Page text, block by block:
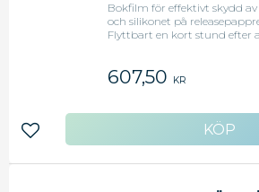
Bokfilm för effektivt skydd
och silikonet på
Flyttbart en kort stund efter
Bredd: 100 cm - Längd: 10
607,50 KR
Lägg till i favoriter